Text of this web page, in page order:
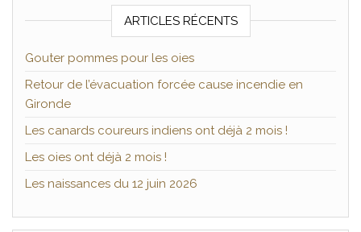
ARTICLES RÉCENTS
Gouter pommes pour les oies
Retour de l’évacuation forcée cause incendie en
Gironde
Les canards coureurs indiens ont déjà 2 mois !
Les oies ont déjà 2 mois !
Les naissances du 12 juin 2026